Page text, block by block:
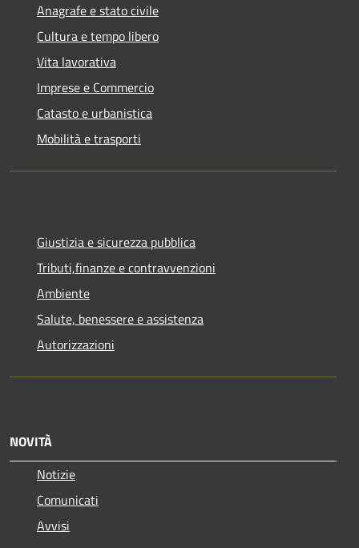
Anagrafe e stato civile
Cultura e tempo libero
Vita lavorativa
Imprese e Commercio
Catasto e urbanistica
Mobilità e trasporti
Giustizia e sicurezza pubblica
Tributi,finanze e contravvenzioni
Ambiente
Salute, benessere e assistenza
Autorizzazioni
NOVITÀ
Notizie
Comunicati
Avvisi